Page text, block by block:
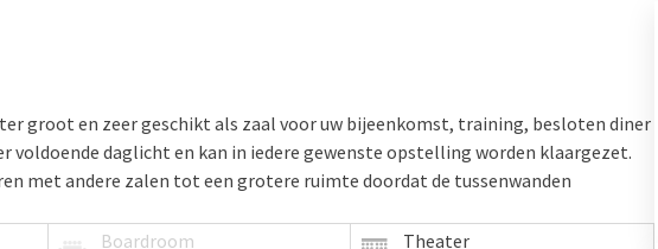
groot en zeer geschikt als zaal voor uw bijeenkomst, training, besloten diner
voldoende daglicht en kan in iedere gewenste opstelling worden klaargezet.
met andere zalen tot een grotere ruimte doordat de tussenwanden
Boardroom
Theater